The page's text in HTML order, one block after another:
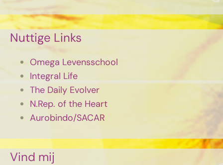
Nuttige Links
Omega Levensschool
Integral Life
The Daily Evolver
N.Rep. of the Heart
Aurobindo/SACAR
Vind mij